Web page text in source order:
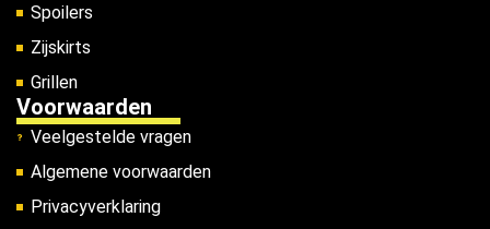
Spoilers
Zijskirts
Grillen
Voorwaarden
Veelgestelde vragen
Algemene voorwaarden
Privacyverklaring